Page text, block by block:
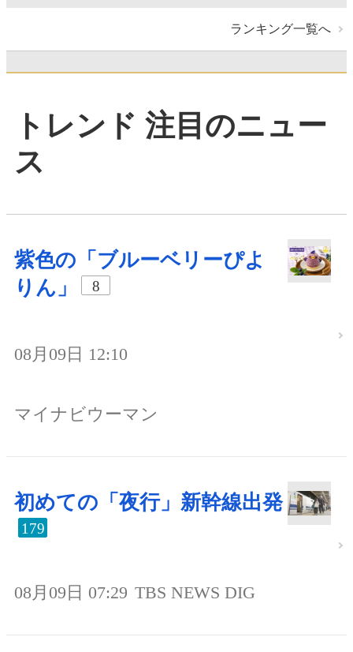
ランキング一覧へ
トレンド 注目のニュー
ス
紫色の「ブルーベリーぴよ
りん」
8
08月09日 12:10
マイナビウーマン
初めての「夜行」新幹線出発
179
08月09日 07:29 TBS NEWS DIG